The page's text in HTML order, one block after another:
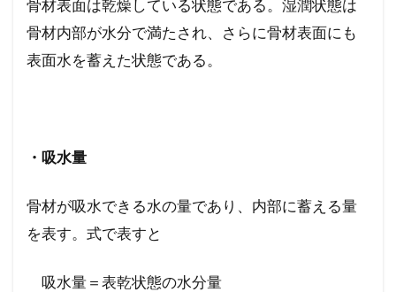
骨材表面は乾燥している状態である。湿潤状態は
骨材内部が水分で満たされ、さらに骨材表面にも
表面水を蓄えた状態である。
・吸水量
骨材が吸水できる水の量であり、内部に蓄える量
を表す。式で表すと
吸水量＝表乾状態の水分量